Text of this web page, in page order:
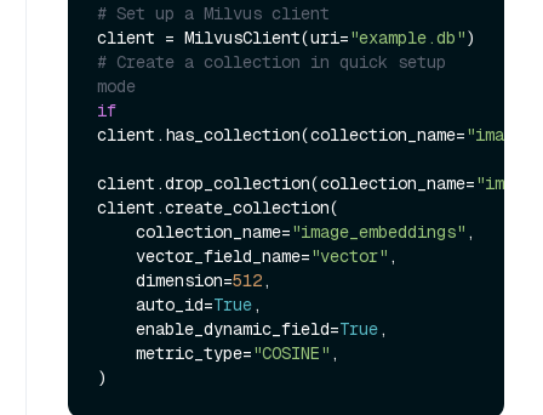
# Set up a Milvus client
client = MilvusClient(uri="example.db"
# Create a collection in quick setup
mode
if
client.has_collection(collection_name=
client.drop_collection(collection_name=
client.create_collection(
    collection_name=
"image_embeddings" ,
    vector_field_name=
"vector" ,
    dimension=
512,
    auto_id=
True,
    enable_dynamic_field=
True,
    metric_type=
"COSINE" ,